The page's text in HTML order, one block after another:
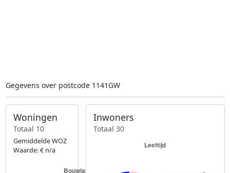
Gegevens over postcode 1141GW
Woningen
Totaal 10
Gemiddelde WOZ
Waarde: € n/a
Inwoners
Totaal 30